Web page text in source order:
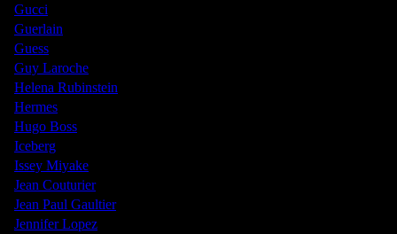
Gucci
Guerlain
Guess
Guy Laroche
Helena Rubinstein
Hermes
Hugo Boss
Iceberg
Issey Miyake
Jean Couturier
Jean Paul Gaultier
Jennifer Lopez